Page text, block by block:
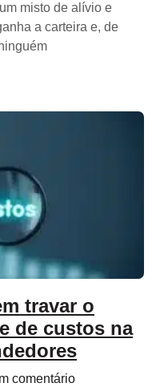
misto de alívio e
a carteira e, de
travar o
de custos na
comentário